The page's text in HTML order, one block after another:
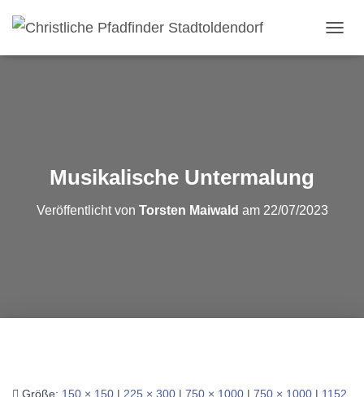
Musikalische Untermalung
Veröffentlicht von Torsten Maiwald am 22/07/2023
Größe: 150 × 150 | 225 × 300 | 750 × 1000 | 750 × 1000 | 1152